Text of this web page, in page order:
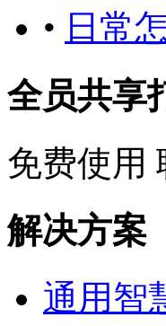
• 日常
全员共享
免费使用
解决方案
通用智